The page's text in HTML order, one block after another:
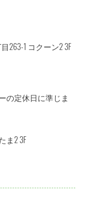
263-1 コクーン2 3F
の定休日に準じま
ま2 3F